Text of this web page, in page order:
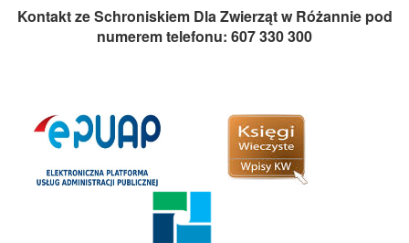
Kontakt ze Schroniskiem Dla Zwierząt w Różannie pod
numerem telefonu: 607 330 300